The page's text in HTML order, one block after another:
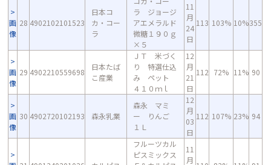
画
像
28 4902102101523
日本コ
カ・コー
ラ
ラ ジョージ
アエメラルド
微糖１９０ｇ
×５
11
月
24
日
113 103% 10%355
画
像
29 4902210559698
日本たば
こ産業
ＪＴ 米づく
り 特選仕込
み ペット
４１０ｍｌ
12
月
21
日
112 72% 11% 90
画
像
30 4902720102193 森永乳業
森永 マミ
ー りんご
１Ｌ
12
月
03
日
112 107% 23% 94
フルーツカル
ピスミックス
11
月